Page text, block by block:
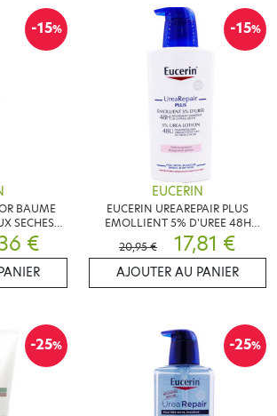
-15%
BAUME
SECHES
€
-15%
EUCERIN
EUCERIN UREAREPAIR PLUS
EMOLLIENT 5% D'UREE 48H
400ML
20,95 € 17,81 €
AJOUTER AU PANIER
-25% -25%